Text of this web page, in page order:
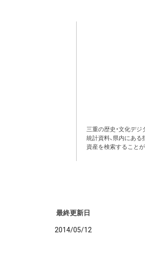
三重の歴史・文化デジ
統計資料、県内にある
資産を検索することが
最終更新日
2014/05/12